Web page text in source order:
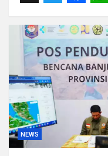
X T
w
i
t
t
e
r
F
a
c
e
b
o
k
W
h
a
t
s
A
p
p
NEWS